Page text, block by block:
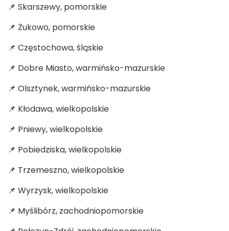
📌 Skarszewy, pomorskie
📌 Żukowo, pomorskie
📌 Częstochowa, śląskie
📌 Dobre Miasto, warmińsko-mazurskie
📌 Olsztynek, warmińsko-mazurskie
📌 Kłodawa, wielkopolskie
📌 Pniewy, wielkopolskie
📌 Pobiedziska, wielkopolskie
📌 Trzemeszno, wielkopolskie
📌 Wyrzysk, wielkopolskie
📌 Myślibórz, zachodniopomorskie